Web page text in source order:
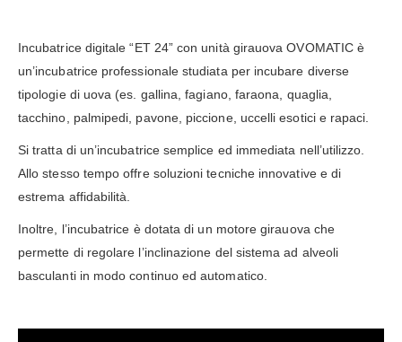
Incubatrice digitale “ET 24” con unità girauova OVOMATIC è
un’incubatrice professionale studiata per incubare diverse
tipologie di uova (es. gallina, fagiano, faraona, quaglia,
tacchino, palmipedi, pavone, piccione, uccelli esotici e rapaci.
Si tratta di un’incubatrice semplice ed immediata nell’utilizzo.
Allo stesso tempo offre soluzioni tecniche innovative e di
estrema affidabilità.
Inoltre, l’incubatrice è dotata di un motore girauova che
permette di regolare l’inclinazione del sistema ad alveoli
basculanti in modo continuo ed automatico.